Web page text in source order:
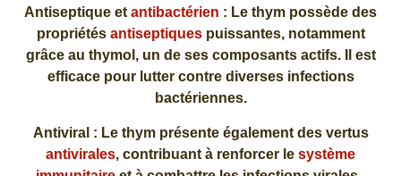
Antiseptique et antibactérien : Le thym possède des
propriétés antiseptiquespuissantes, notamment
grâce au thymol, un de ses composants actifs. Il est
efficace pour lutter contre diverses infections
bactériennes.
Antiviral : Le thym présente également des vertus
antivirales, contribuant à renforcer le système